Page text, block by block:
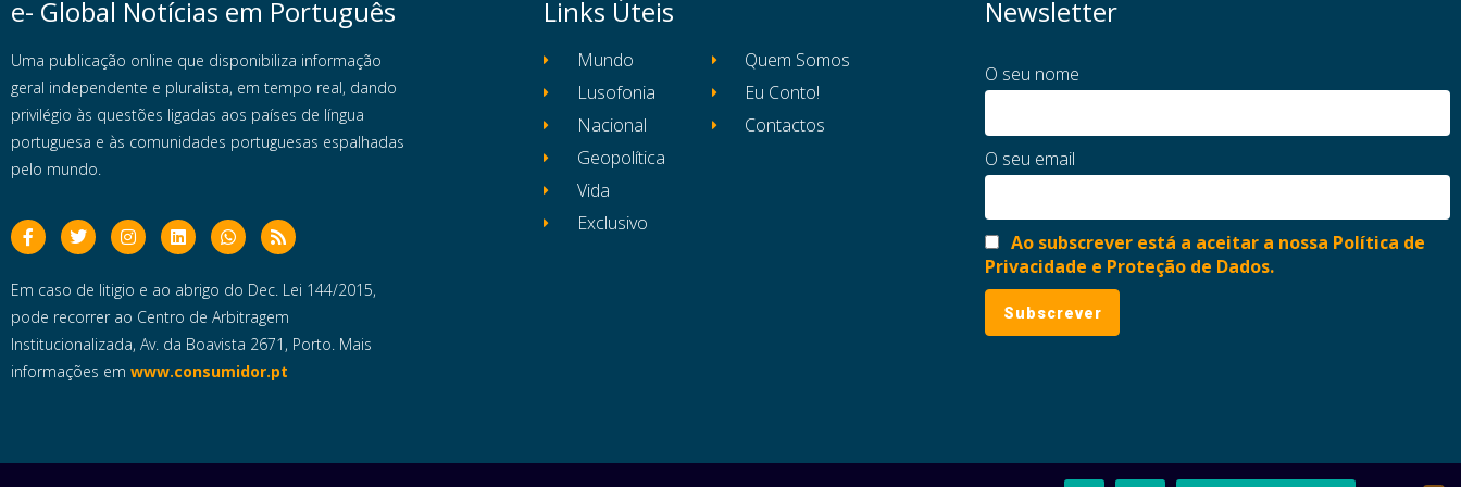
e- Global Notícias em Português
Uma publicação online que disponibiliza informação
geral independente e pluralista, em tempo real, dando
privilégio às questões ligadas aos países de língua
portuguesa e às comunidades portuguesas espalhadas
pelo mundo.
Em caso de litigio e ao abrigo do Dec. Lei 144/2015,
pode recorrer ao Centro de Arbitragem
Institucionalizada, Av. da Boavista 2671, Porto. Mais
informações em www.consumidor.pt
Links Úteis
Mundo
Lusofonia
Nacional
Geopolítica
Vida
Exclusivo
Quem Somos
Eu Conto!
Contactos
Newsletter
O seu nome
O seu email
Ao subscrever está a aceitar a nossa Política de
Privacidade e Proteção de Dados.